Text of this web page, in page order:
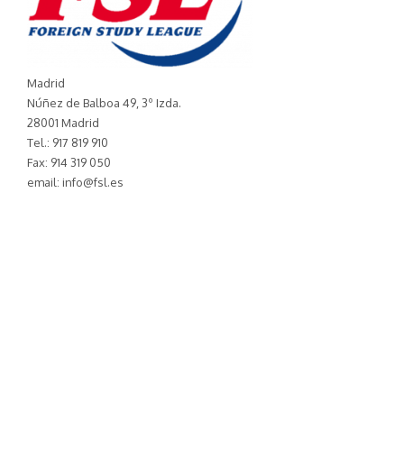
Madrid
Núñez de Balboa 49, 3º Izda.
28001 Madrid
Tel.: 917 819 910
Fax: 914 319 050
email: info@fsl.es